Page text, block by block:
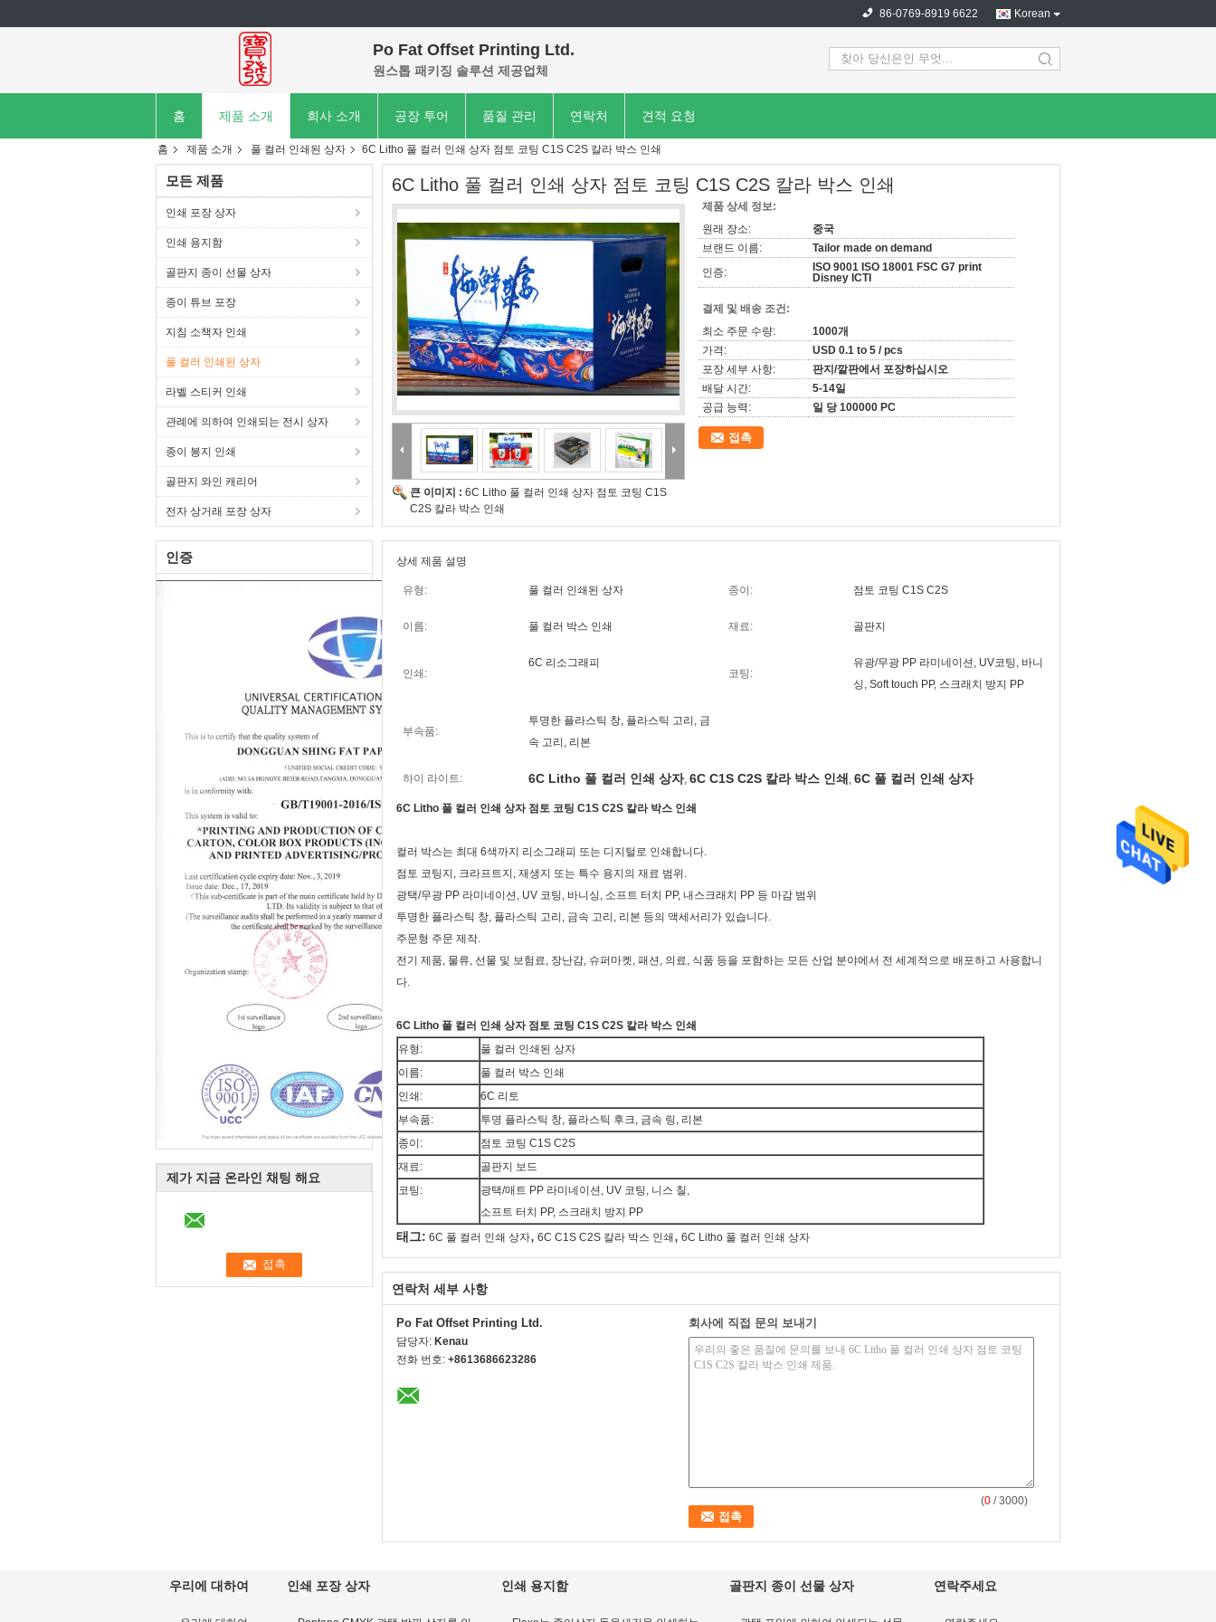
Korean
86-0769-8919 6622
Po Fat Offset Printing Ltd.
원스톱 패키징 솔루션 제공업체 search
홈 제품 소개 회사 소개 공장 투어 품질 관리 연락처 견적 요청
홈 제품 소개 풀 컬러 인쇄된 상자 6C Litho 풀 컬러 인쇄 상자 점토 코팅 C1S C2S 칼라 박스 인쇄
모든 제품
인쇄 포장 상자
인쇄 용지함
골판지 종이 선물 상자
종이 튜브 포장
지침 소책자 인쇄
풀 컬러 인쇄된 상자
라벨 스티커 인쇄
관례에 의하여 인쇄되는 전시 상자
종이 봉지 인쇄
골판지 와인 캐리어
전자 상거래 포장 상자
인증
제가 지금 온라인 채팅 해요
6C Litho 풀 컬러 인쇄 상자 점토 코팅 C1S C2S 칼라 박스 인쇄
큰 이미지 : 6C Litho 풀 컬러 인쇄 상자 점토 코팅 C1S
C2S 칼라 박스 인쇄
제품 상세 정보:
원래 장소:
중국
브랜드 이름:
Tailor made on demand
인증:
ISO 9001 ISO 18001 FSC G7 print
Disney ICTI
결제 및 배송 조건:
최소 주문 수량:
1000개
가격:
USD 0.1 to 5 / pcs
포장 세부 사항:
판지/깔판에서 포장하십시오
배달 시간:
5-14일
공급 능력:
일 당 100000 PC
접촉
상세 제품 설명
유형: 풀 컬러 인쇄된 상자 종이: 점토 코팅 C1S C2S
이름: 풀 컬러 박스 인쇄 재료: 골판지
인쇄:
6C 리소그래피
코팅:
유광/무광 PP 라미네이션, UV코팅, 바니
싱, Soft touch PP, 스크래치 방지 PP
부속품:
투명한 플라스틱 창, 플라스틱 고리, 금
속 고리, 리본
하이 라이트: 6C Litho 풀 컬러 인쇄 상자, 6C C1S C2S 칼라 박스 인쇄 , 6C 풀 컬러 인쇄 상자
6C Litho 풀 컬러 인쇄 상자 점토 코팅 C1S C2S 칼라 박스 인쇄
컬러 박스는 최대 6색까지 리소그래피 또는 디지털로 인쇄합니다.
점토 코팅지, 크라프트지, 재생지 또는 특수 용지의 재료 범위.
광택/무광 PP 라미네이션, UV 코팅, 바니싱, 소프트 터치 PP, 내스크래치 PP 등 마감 범위
투명한 플라스틱 창, 플라스틱 고리, 금속 고리, 리본 등의 액세서리가 있습니다.
주문형 주문 제작.
전기 제품, 물류, 선물 및 보험료, 장난감, 슈퍼마켓, 패션, 의료, 식품 등을 포함하는 모든 산업 분야에서 전 세계적으로 배포하고 사용합니
다.
6C Litho 풀 컬러 인쇄 상자 점토 코팅 C1S C2S 칼라 박스 인쇄
유형:
풀 컬러 인쇄된 상자
이름:
풀 컬러 박스 인쇄
인쇄:
6C 리토
부속품:
투명 플라스틱 창, 플라스틱 후크, 금속 링, 리본
종이:
점토 코팅 C1S C2S
재료:
골판지 보드
코팅:
광택/매트 PP 라미네이션, UV 코팅, 니스 칠,
소프트 터치 PP, 스크래치 방지 PP
태그: 6C 풀 컬러 인쇄 상자, 6C C1S C2S 칼라 박스 인쇄 , 6C Litho 풀 컬러 인쇄 상자
연락처 세부 사항
Po Fat Offset Printing Ltd.
담당자: Kenau
전화 번호: +8613686623286
회사에 직접 문의 보내기
(0 / 3000)
우리에 대하여 인쇄 포장 상자 인쇄 용지함 골판지 종이 선물 상자 연락주세요